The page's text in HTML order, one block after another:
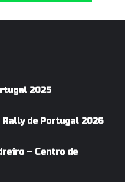
2025
de Portugal 2026
– Centro de